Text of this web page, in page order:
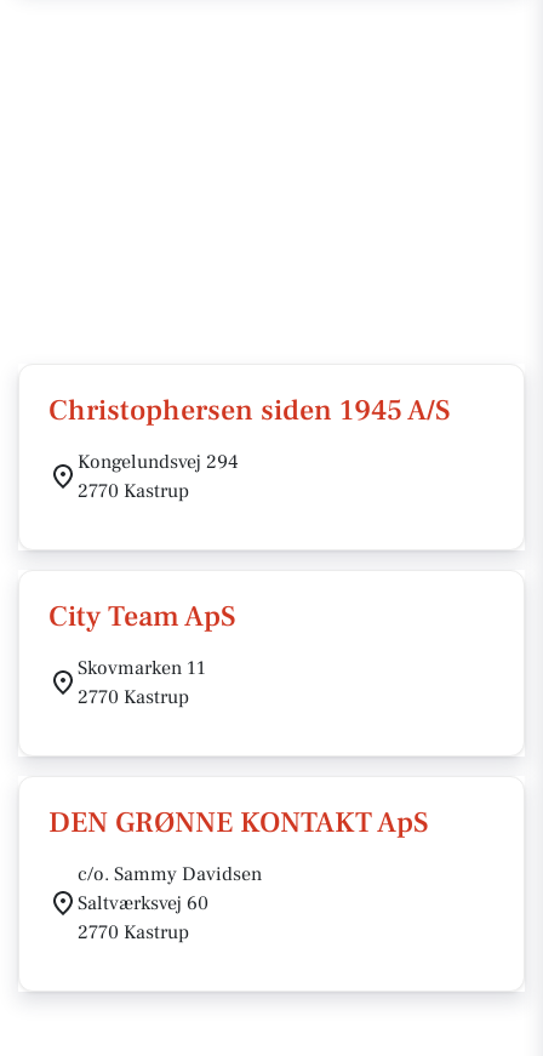
Christophersen siden 1945 A/S
Kongelundsvej 294
2770 Kastrup
City Team ApS
Skovmarken 11
2770 Kastrup
DEN GRØNNE KONTAKT ApS
c/o. Sammy Davidsen
Saltværksvej 60
2770 Kastrup